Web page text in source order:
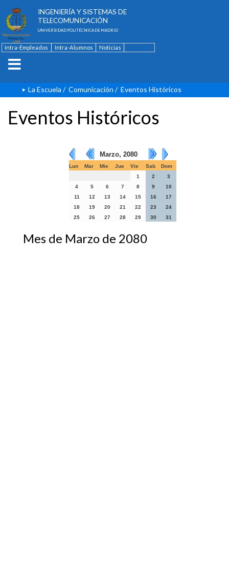
INGENIERÍA Y SISTEMAS DE
TELECOMUNICACIÓN
UNIVERSIDAD POLITÉCNICA DE MADRID
Intra-Empleados Intra-Alumnos
Noticias
La Escuela / Comunicación / Eventos Históricos
Eventos Históricos
Marzo, 2080
Lun Mar Mie Jue Vie Sab
Dom
1
2
3
4
5 6 7 8 9
10
11
12 13 14 15 16
17
18
19 20 21 22 23
24
25
26 27 28 29 30 31
Mes de Marzo de 2080